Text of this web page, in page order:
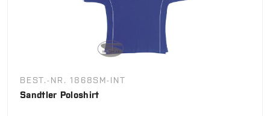
BEST.-NR. 1868SM-INT
Sandtler Poloshirt